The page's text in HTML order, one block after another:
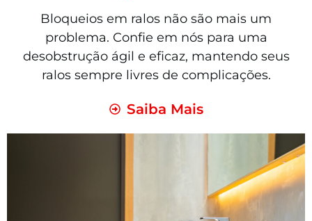
Bloqueios em ralos não são mais um
problema. Confie em nós para uma
desobstrução ágil e eficaz, mantendo seus
ralos sempre livres de complicações.
Saiba Mais